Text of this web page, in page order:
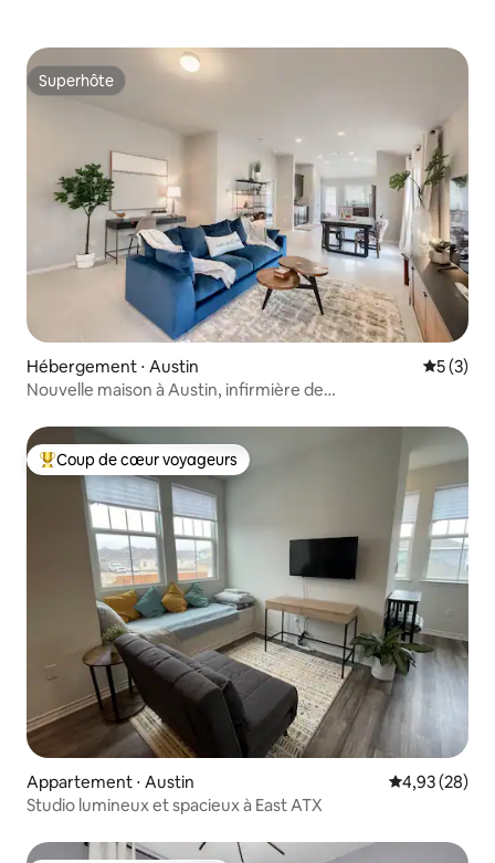
Superhôte
Superhôte
Hébergement ⋅ Austin
5 (3)
Nouvelle maison à Austin, infirmière de
Coups de cœur voyageurs les plus appréciés
Coup de cœur voyageurs
Appartement ⋅ Austin Évaluation
4,93 (28)
Studio lumineux et spacieux à East ATX